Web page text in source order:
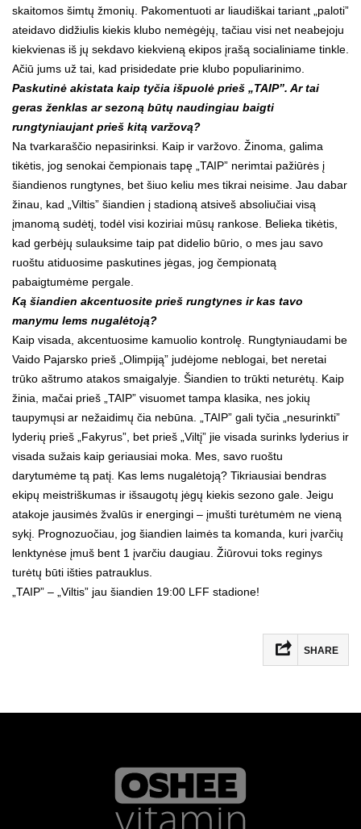
skaitomos šimtų žmonių. Pakomentuoti ar liaudiškai tariant „paloti”
ateidavo didžiulis kiekis klubo nemėgėjų, tačiau visi net neabejoju
kiekvienas iš jų sekdavo kiekvieną ekipos įrašą socialiniame tinkle.
Ačiū jums už tai, kad prisidedate prie klubo populiarinimo.
Paskutinė akistata kaip tyčia išpuolė prieš „TAIP”. Ar tai
geras ženklas ar sezoną būtų naudingiau baigti
rungtyniaujant prieš kitą varžovą?
Na tvarkaraščio nepasirinksi. Kaip ir varžovo. Žinoma, galima
tikėtis, jog senokai čempionais tapę „TAIP” nerimtai pažiūrės į
šiandienos rungtynes, bet šiuo keliu mes tikrai neisime. Jau dabar
žinau, kad „Viltis” šiandien į stadioną atsiveš absoliučiai visą
įmanomą sudėtį, todėl visi koziriai mūsų rankose. Belieka tikėtis,
kad gerbėjų sulauksime taip pat didelio būrio, o mes jau savo
ruoštu atiduosime paskutines jėgas, jog čempionatą
pabaigtumėme pergale.
Ką šiandien akcentuosite prieš rungtynes ir kas tavo
manymu lems nugalėtoją?
Kaip visada, akcentuosime kamuolio kontrolę. Rungtyniaudami be
Vaido Pajarsko prieš „Olimpiją” judėjome neblogai, bet neretai
trūko aštrumo atakos smaigalyje. Šiandien to trūkti neturėtų. Kaip
žinia, mačai prieš „TAIP” visuomet tampa klasika, nes jokių
taupymųsi ar nežaidimų čia nebūna. „TAIP” gali tyčia „nesurinkti”
lyderių prieš „Fakyrus”, bet prieš „Viltį” jie visada surinks lyderius ir
visada sužais kaip geriausiai moka. Mes, savo ruoštu
darytumėme tą patį. Kas lems nugalėtoją? Tikriausiai bendras
ekipų meistriškumas ir išsaugotų jėgų kiekis sezono gale. Jeigu
atakoje jausimės žvalūs ir energingi – įmušti turėtumėm ne vieną
sykį. Prognozuočiau, jog šiandien laimės ta komanda, kuri įvarčių
lenktynėse įmuš bent 1 įvarčiu daugiau. Žiūrovui toks reginys
turėtų būti išties patrauklus.
„TAIP” – „Viltis” jau šiandien 19:00 LFF stadione!
SHARE